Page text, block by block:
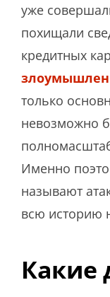
уже
похищали
кредитных
только
невозможно
Именно
называют
всю историю
Какие